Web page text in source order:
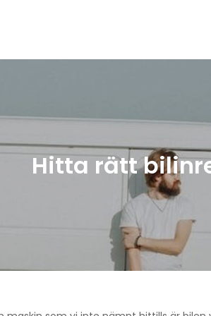
Hitta rätt